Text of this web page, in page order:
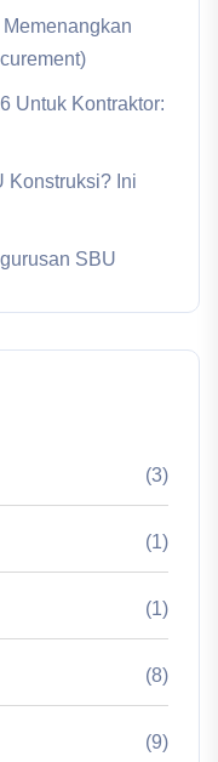
Untuk Kontraktor:
Konstruksi? Ini
SBU
(3)
(1)
(1)
(8)
(9)